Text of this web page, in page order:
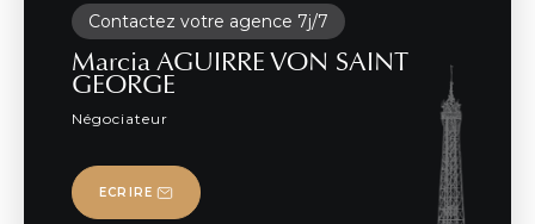
Contactez votre agence 7j/7
Marcia AGUIRRE VON SAINT
GEORGE
Négociateur
ECRIRE